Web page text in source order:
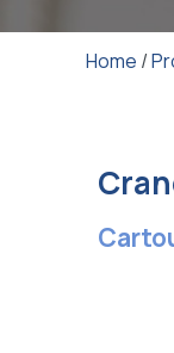
Home /